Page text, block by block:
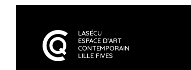
LASÉCU
ESPACE D’ART
CONTEMPORAIN
LILLE FIVES